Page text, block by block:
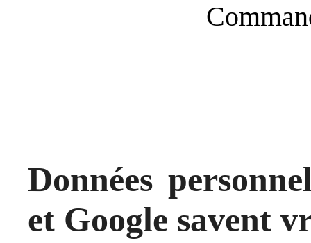
Données
et Google savent